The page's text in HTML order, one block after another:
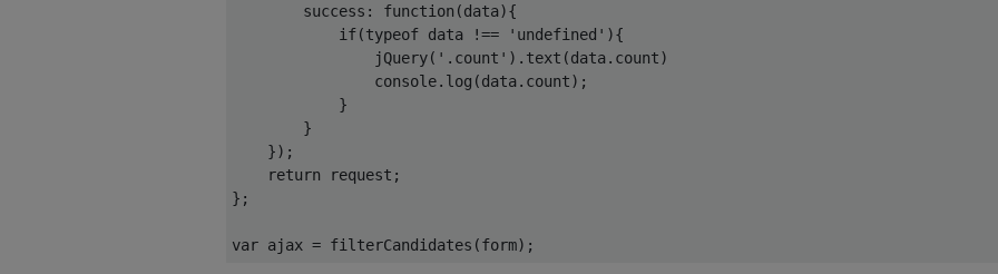
success : function (data){
if(typeof data !== 'undefined' ){
                jQuery(
'.count' ).text(data.count)
console.log(data.count);
            }
        }
    });
return request;
};
var